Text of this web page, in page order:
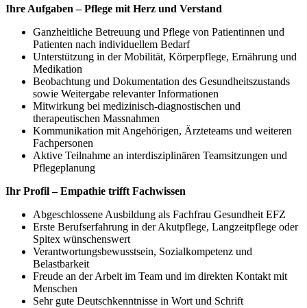
Ihre Aufgaben – Pflege mit Herz und Verstand
Ganzheitliche Betreuung und Pflege von Patientinnen und
Patienten nach individuellem Bedarf
Unterstützung in der Mobilität, Körperpflege, Ernährung und
Medikation
Beobachtung und Dokumentation des Gesundheitszustands
sowie Weitergabe relevanter Informationen
Mitwirkung bei medizinisch-diagnostischen und
therapeutischen Massnahmen
Kommunikation mit Angehörigen, Ärzteteams und weiteren
Fachpersonen
Aktive Teilnahme an interdisziplinären Teamsitzungen und
Pflegeplanung
Ihr Profil – Empathie trifft Fachwissen
Abgeschlossene Ausbildung als Fachfrau Gesundheit EFZ
Erste Berufserfahrung in der Akutpflege, Langzeitpflege oder
Spitex wünschenswert
Verantwortungsbewusstsein, Sozialkompetenz und
Belastbarkeit
Freude an der Arbeit im Team und im direkten Kontakt mit
Menschen
Sehr gute Deutschkenntnisse in Wort und Schrift